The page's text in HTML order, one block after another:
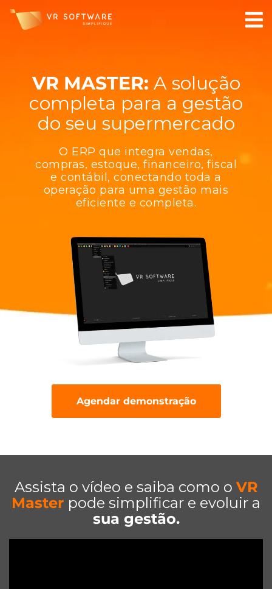
VR MASTER: A solução
completa para a gestão
do seu supermercado
O ERP que integra vendas,
compras, estoque, financeiro, fiscal
e contábil, conectando toda a
operação para uma gestão mais
eficiente e completa.
Agendar demonstração
Assista o vídeo e saiba como o VR
Master pode simplificar e evoluir a
sua gestão.